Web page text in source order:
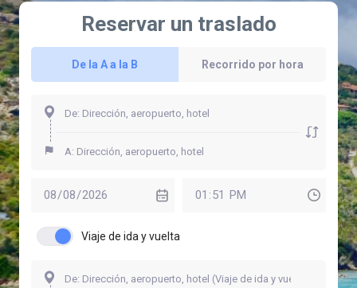
Reservar un traslado
De la A a la B Recorrido por hora
Viaje de ida y vuelta